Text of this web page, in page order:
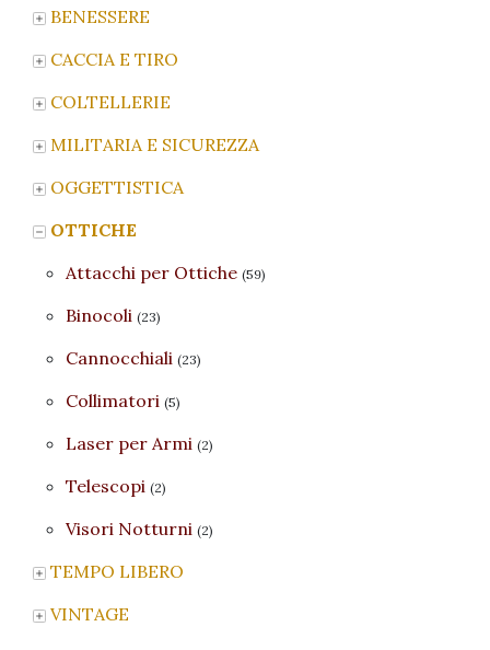
BENESSERE
CACCIA E TIRO
COLTELLERIE
MILITARIA E SICUREZZA
OGGETTISTICA
OTTICHE
Attacchi per Ottiche (59)
Binocoli (23)
Cannocchiali (23)
Collimatori (5)
Laser per Armi (2)
Telescopi (2)
Visori Notturni (2)
TEMPO LIBERO
VINTAGE